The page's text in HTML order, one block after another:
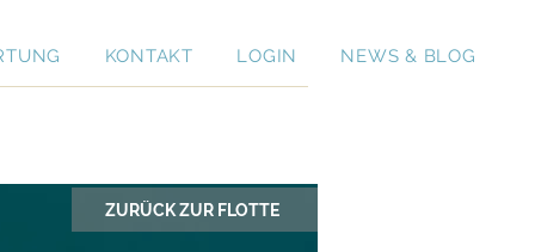
KONTAKT LOGIN NEWS & BLOG
ZURÜCK ZUR FLOTTE